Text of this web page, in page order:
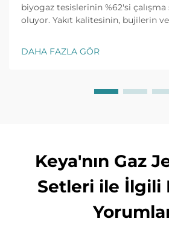
biyogaz tesislerinin %62'si çalışma
oluyor. Yakıt kalitesinin, bujilerin
keşfedin. Şimdi eksiksiz sorun
edinin.
DAHA FAZLA GÖR
Keya'nın Gaz
Setleri ile İlgili